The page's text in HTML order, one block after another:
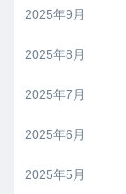
2025年9月
2025年8月
2025年7月
2025年6月
2025年5月